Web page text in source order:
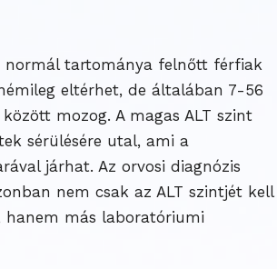
normál tartománya felnőtt férfiak
eltérhet, de általában 7-56
mozog. A magas ALT szint
sérülésére utal, ami a
járhat. Az orvosi diagnózis
nem csak az ALT szintjét kell
hanem más laboratóriumi